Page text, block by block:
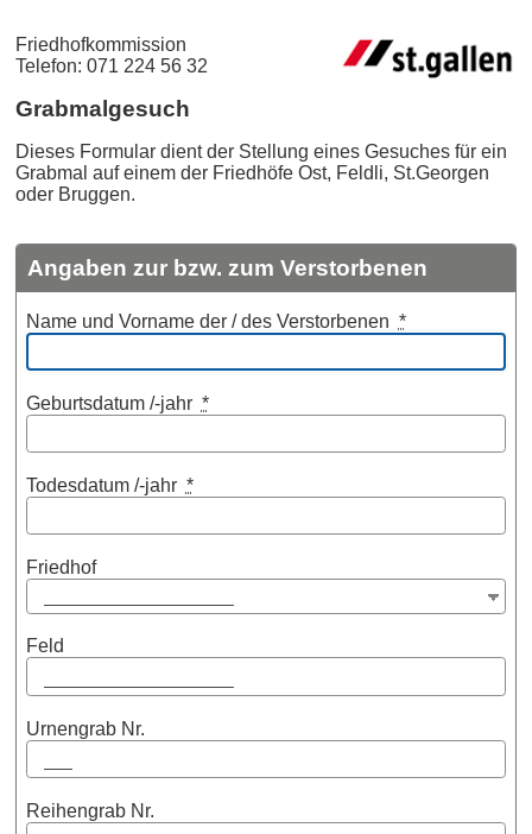
Friedhofkommission
Telefon: 071 224 56 32
Grabmalgesuch
Dieses Formular dient der Stellung eines Gesuches für ein
Grabmal auf einem der Friedhöfe Ost, Feldli, St.Georgen
oder Bruggen.
Angaben zur bzw. zum Verstorbenen
Name und Vorname der / des Verstorbenen *
Geburtsdatum /-jahr *
Todesdatum /-jahr *
Friedhof
Feld
Urnengrab Nr.
Reihengrab Nr.